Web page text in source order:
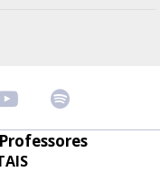
Professores